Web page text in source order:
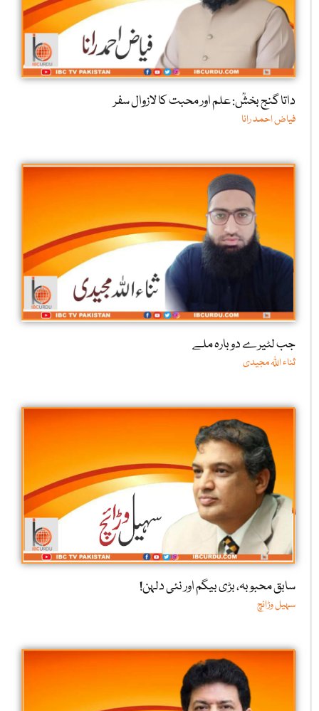
داتا گنج بخشؒ: علم اور محبت کا لازوال سفر
فیاض احمد رانا
جب لٹیرے دوبارہ ملے
ثناء اللّٰہ مجیدی
سابق محبوبہ، بڑی بیگم اور نئی دلہن!
سہیل وڑائچ